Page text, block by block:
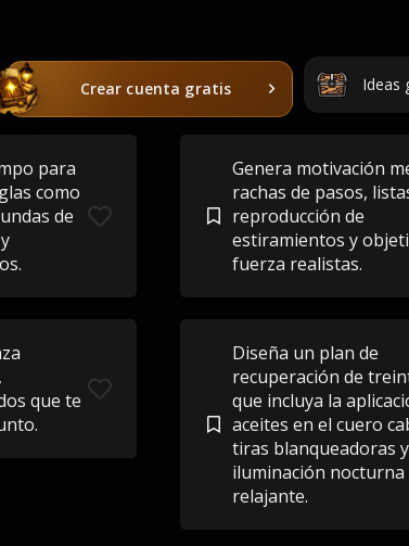
Crear cuenta gratis Ideas
para
como
de
Genera motivación
rachas de pasos,
reproducción de
estiramientos y
fuerza realistas.
que te
Diseña un plan de
recuperación de
que incluya la
aceites en el cuero
tiras blanqueadoras
iluminación nocturna
relajante.